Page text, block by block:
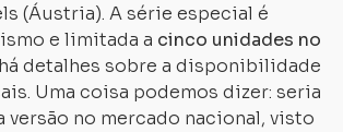
(Áustria). A série especial é
e limitada a cinco unidades no
há detalhes sobre a disponibilidade
Uma coisa podemos dizer: seria
versão no mercado nacional, visto